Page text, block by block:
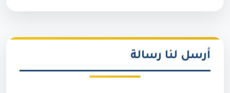
أرسل لنا رسالة